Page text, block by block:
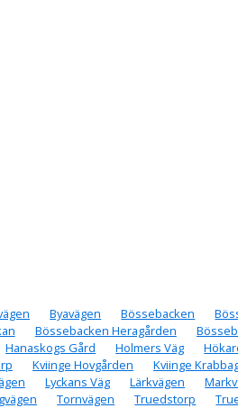
Byavägen Bössebacken
Bössebacken Heragården
Hanaskogs Gård Holmers Väg
Kviinge Hovgården Kviinge
Lyckans Väg Lärkvägen
Tornvägen Truedstorp